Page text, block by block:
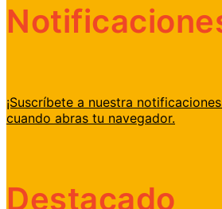
¡Suscríbete a nuestra
cuando abras tu navegador.
Destacado